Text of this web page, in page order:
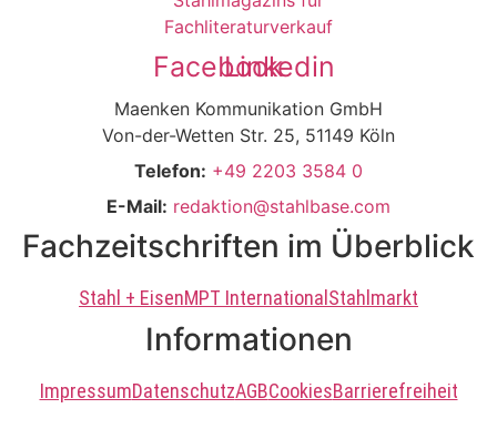
Facebook
Linkedin
Maenken Kommunikation GmbH
Von-der-Wetten Str. 25, 51149 Köln
Telefon: +49 2203 3584 0
E-Mail: redaktion@stahlbase.com
Fachzeitschriften im Überblick
Stahl + EisenMPT InternationalStahlmarkt
Informationen
ImpressumDatenschutzAGBCookiesBarrierefreiheit